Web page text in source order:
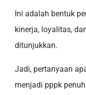
Ini adalah bentuk
kinerja, loyalitas,
ditunjukkan.
Jadi, pertanyaan
menjadi pppk